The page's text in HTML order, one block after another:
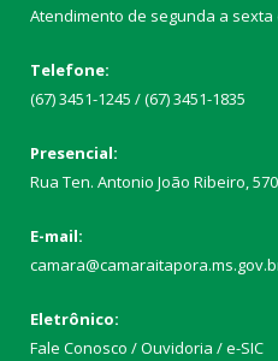
Atendimento de segunda a sexta
Telefone:
(67) 3451-1245 / (67) 3451-1835
Presencial:
Rua Ten. Antonio João Ribeiro,
E-mail:
Eletrônico:
Fale Conosco / Ouvidoria / e-SIC